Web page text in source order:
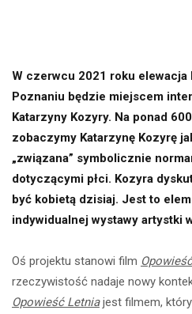
W czerwcu 2021 roku elewacja
Poznaniu będzie miejscem
Katarzyny Kozyry. Na ponad
zobaczymy Katarzynę Kozyrę
„związana” symbolicznie
dotyczącymi płci. Kozyra
być kobietą dzisiaj. Jest to
indywidualnej wystawy artystki
Oś projektu stanowi film
rzeczywistość nadaje nowy
Opowieść Letnia jest filmem,